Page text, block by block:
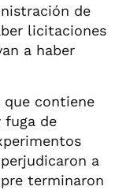
de
licitaciones
a haber
que contiene
fuga de
a
terminaron